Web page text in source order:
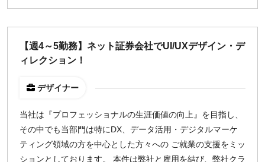
【週4～5勤務】ネット証券会社でUI/UXデザイン・デ
ィレクション！
デザイナー
当社は『プロフェッショナルの生涯価値の向上』を目指し、
その中でも当部門は特にDX、データ活用・デジタルマーケ
ティング領域の方を中心とした方々への ご就業の支援をミッ
ションとしております。 本件は弊社と雇用を結び、弊社クラ